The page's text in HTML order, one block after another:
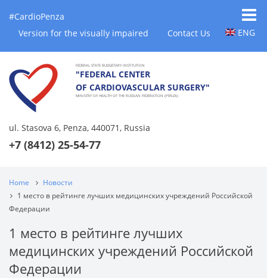
#CardioPenza
Version for the visually impaired
Contact Us ENG
FEDERAL STATE BUDGETARY INSTITUTION
"FEDERAL CENTER
OF CARDIOVASCULAR SURGERY"
MINISTRY OF HEALTH OF THE RUSSIAN FEDERATION (PENZA)
ul. Stasova 6, Penza, 440071, Russia
+7 (8412) 25-54-77
Home
Новости
1 место в рейтинге лучших медицинских учреждений Российской
Федерации
1 место в рейтинге лучших
медицинских учреждений Российской
Федерации